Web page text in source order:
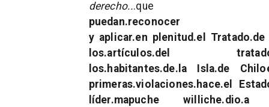
derecho...que
puedan.reconocer
y aplicar.en plenitud.el Tratado.de
los.artículos.del
los.habitantes.de.la Isla.de
primeras.violaciones.hace.el
líder.mapuche williche.dio.a